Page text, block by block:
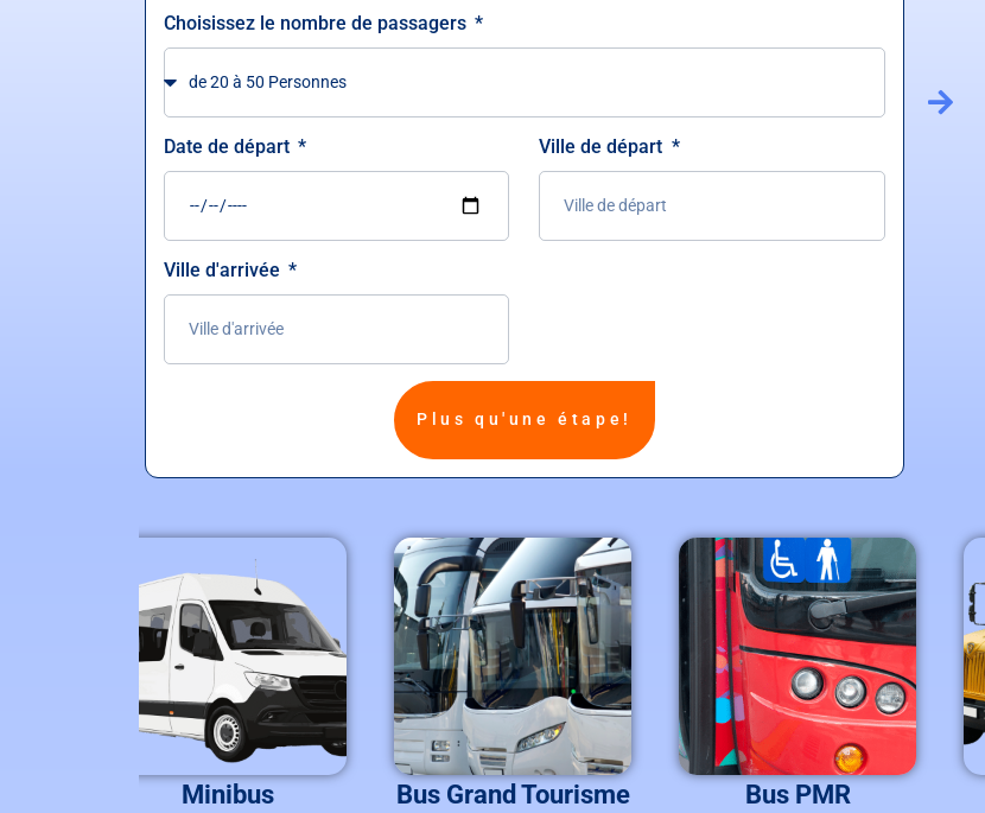
Choisissez le nombre de passagers
Date de départ Ville de départ
Ville d'arrivée
Plus qu'une étape!
Minibus Bus Grand Tourisme Bus PMR